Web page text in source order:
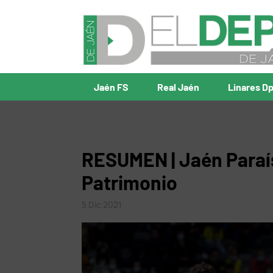
Jaén FS Real Jaén Linares
RESUMEN | Jaén
Patrimonio